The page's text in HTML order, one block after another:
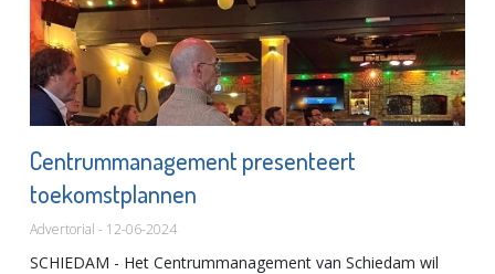
Centrummanagement presenteert
toekomstplannen
Advertorial - 12-06-2024
SCHIEDAM - Het Centrummanagement van Schiedam wil